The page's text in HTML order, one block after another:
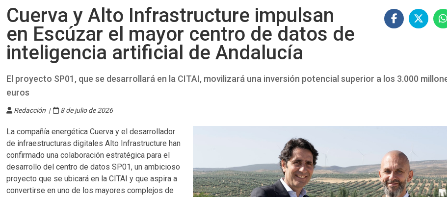
Cuerva y Alto Infrastructure impulsan
en Escúzar el mayor centro de datos de
inteligencia artificial de Andalucía
El proyecto SP01, que se desarrollará en la CITAI, movilizará una inversión potencial superior a los 3.000
euros
Redacción | 8 de julio de 2026
La compañía energética Cuerva y el desarrollador
de infraestructuras digitales Alto Infrastructure han
confirmado una colaboración estratégica para el
desarrollo del centro de datos SP01, un ambicioso
proyecto que se ubicará en la CITAI y que aspira a
convertirse en uno de los mayores complejos de